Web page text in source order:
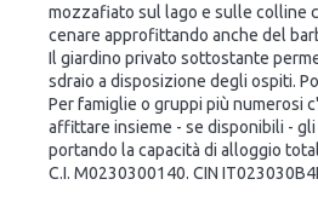
mozzafiato sul lago e sulle colline
cenare approfittando anche del
Il giardino privato sottostante
sdraio a disposizione degli ospiti.
Per famiglie o gruppi più numerosi
affittare insieme - se disponibili -
portando la capacità di alloggio
C.I. M0230300140. CIN